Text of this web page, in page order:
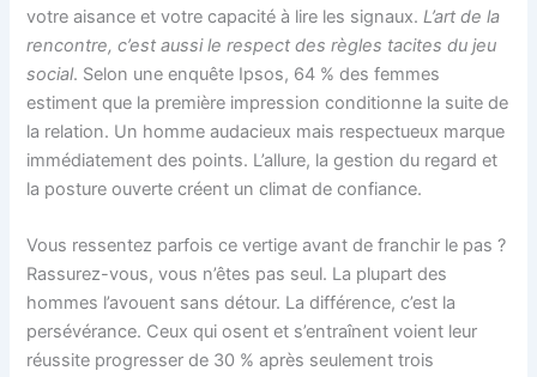
votre aisance et votre capacité à lire les signaux.L’art de la
rencontre, c’est aussi le respect des règles tacites du jeu
social. Selon une enquête Ipsos, 64 % des femmes
estiment que la première impression conditionne la suite de
la relation. Un homme audacieux mais respectueux marque
immédiatement des points. L’allure, la gestion du regard et
la posture ouverte créent un climat de confiance.
Vous ressentez parfois ce vertige avant de franchir le pas ?
Rassurez-vous, vous n’êtes pas seul. La plupart des
hommes l’avouent sans détour. La différence, c’est la
persévérance. Ceux qui osent et s’entraînent voient leur
réussite progresser de 30 % après seulement trois